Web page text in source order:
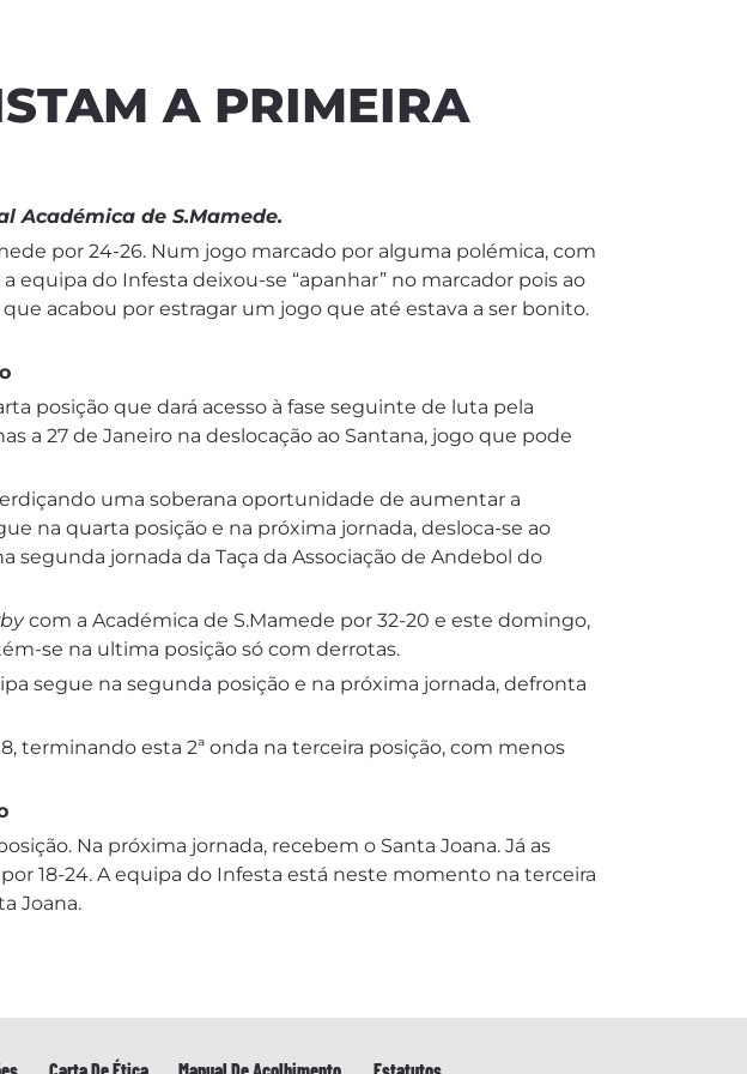
A PRIMEIRA
Académica de S.Mamede.
por 24-26. Num jogo marcado por alguma polémica, com
equipa do Infesta deixou-se “apanhar” no marcador pois ao
acabou por estragar um jogo que até estava a ser bonito.
posição que dará acesso à fase seguinte de luta pela
a 27 de Janeiro na deslocação ao Santana, jogo que pode
uma soberana oportunidade de aumentar a
na quarta posição e na próxima jornada, desloca-se ao
jornada da Taça da Associação de Andebol do
com a Académica de S.Mamede por 32-20 e este domingo,
se na ultima posição só com derrotas.
segue na segunda posição e na próxima jornada, defronta
terminando esta 2ª onda na terceira posição, com menos
Na próxima jornada, recebem o Santa Joana. Já as
18-24. A equipa do Infesta está neste momento na terceira
Joana.